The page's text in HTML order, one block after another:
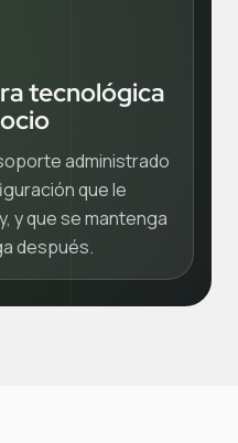
tecnológica
administrado
que le
y que se mantenga
después.